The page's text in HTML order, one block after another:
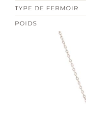
TYPE DE FERMOIR
POIDS